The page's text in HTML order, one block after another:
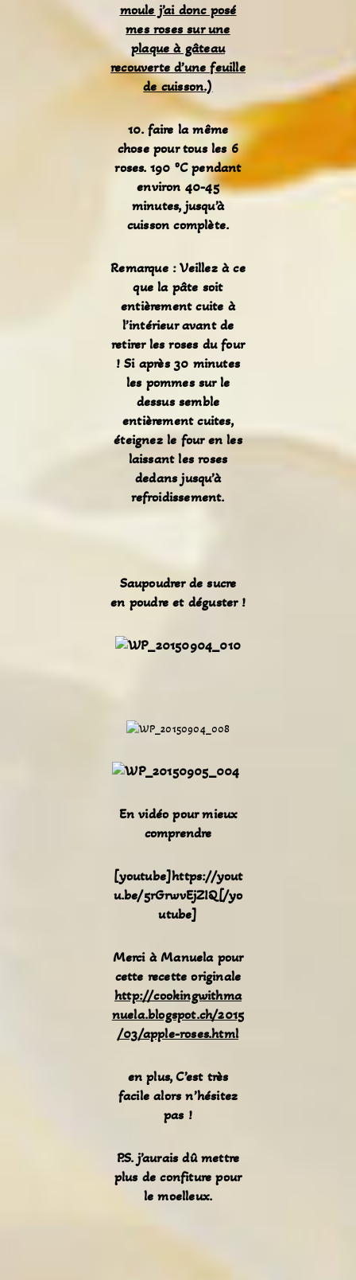
moule j’ai donc posé
mes roses sur une
plaque à gâteau
recouverte d’une feuille
de cuisson.)
10. faire la même
chose pour tous les 6
roses. 190 ºC pendant
environ 40-45
minutes, jusqu’à
cuisson complète.
Remarque : Veillez à ce
que la pâte soit
entièrement cuite à
l’intérieur avant de
retirer les roses du four
! Si après 30 minutes
les pommes sur le
dessus semble
entièrement cuites,
éteignez le four en les
laissant les roses
dedans jusqu’à
refroidissement.
Saupoudrer de sucre
en poudre et déguster !
En vidéo pour mieux
comprendre
[youtube]https://yout
u.be/5rGrwvEjZIQ[/yo
utube]
Merci à Manuela pour
cette recette originale
http://cookingwithma
nuela.blogspot.ch/2015
/03/apple-roses.html
en plus, C’est très
facile alors n’hésitez
pas !
P.S. j’aurais dû mettre
plus de confiture pour
le moelleux.